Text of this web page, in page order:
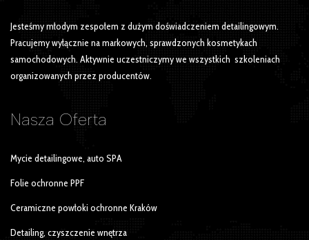
Jesteśmy młodym zespołem z dużym doświadczeniem detailingowym.
Pracujemy wyłącznie na markowych, sprawdzonych kosmetykach
samochodowych. Aktywnie uczestniczymy we wszystkich szkoleniach
organizowanych przez producentów.
Nasza Oferta
Mycie detailingowe, auto SPA
Folie ochronne PPF
Ceramiczne powłoki ochronne Kraków
Detailing, czyszczenie wnętrza